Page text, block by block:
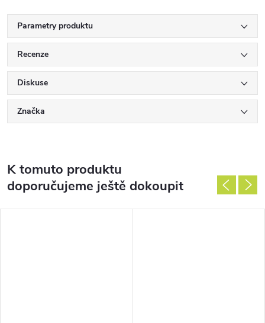
Parametry produktu
Recenze
Diskuse
Značka
K tomuto produktu
doporučujeme ještě dokoupit